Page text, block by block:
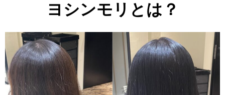
ヨシンモリとは？